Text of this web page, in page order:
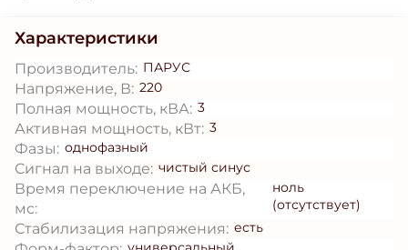
Характеристики
Производитель: ПАРУС
Напряжение, В: 220
Полная мощность, кВА: 3
Активная мощность, кВт: 3
Фазы: однофазный
Сигнал на выходе: чистый синус
Время переключение на АКБ,
мс:
ноль
(отсутствует)
Стабилизация напряжения: есть